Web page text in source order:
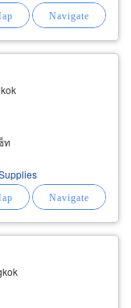
ท